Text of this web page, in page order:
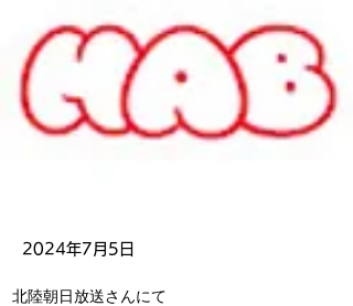
2024年7月5日
北陸朝日放送さんにて